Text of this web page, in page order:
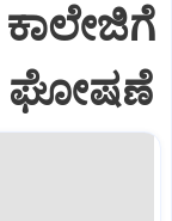
ಘೋಷಣೆ